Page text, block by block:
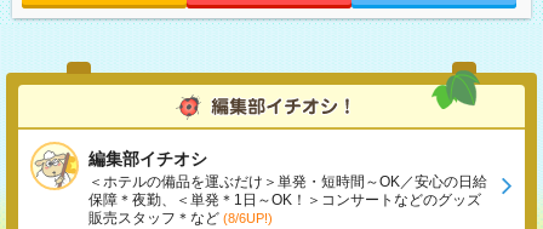
編集部イチオシ
＜ホテルの備品を運ぶだけ＞単発・短時間～OK／安心の日給
保障＊夜勤、＜単発＊1日～OK！＞コンサートなどのグッズ
販売スタッフ＊など (8/6UP!)